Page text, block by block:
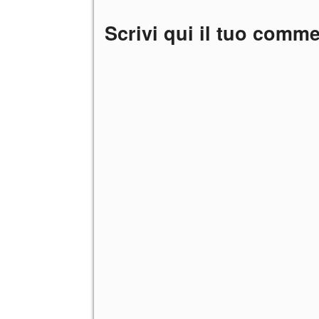
Scrivi qui il tuo